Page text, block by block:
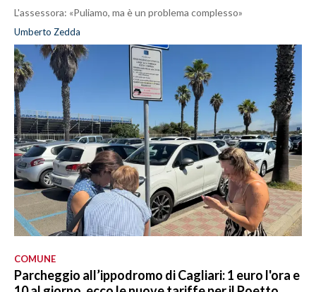
L'assessora: «Puliamo, ma è un problema complesso»
Umberto Zedda
COMUNE
Parcheggio all’ippodromo di Cagliari: 1 euro l'ora e